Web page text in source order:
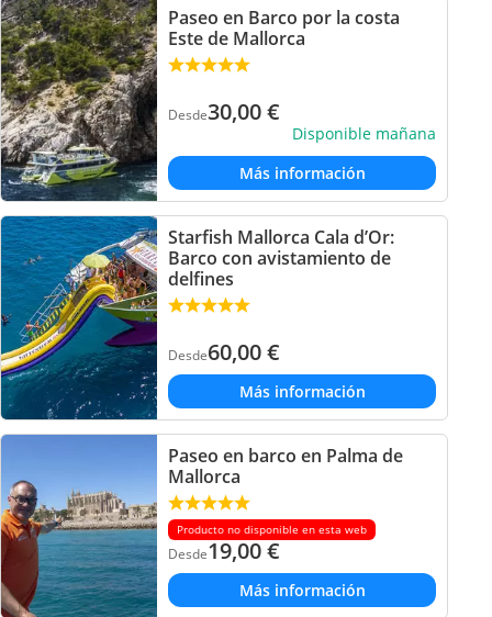
Paseo en Barco por la costa
Este de Mallorca
Desde30,00€
Disponible mañana
Más información
Starfish Mallorca Cala d’Or:
Barco con avistamiento de
delfines
Desde60,00€
Más información
Paseo en barco en Palma de
Mallorca
Producto no disponible en esta web
Desde19,00€
Más información